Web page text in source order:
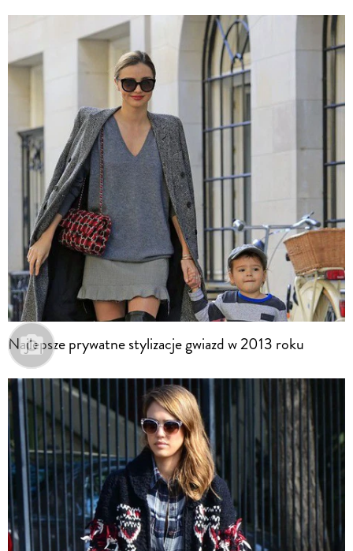
Najlepsze prywatne stylizacje gwiazd w 2013 roku